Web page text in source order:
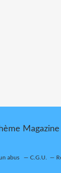
abus C.G.U.